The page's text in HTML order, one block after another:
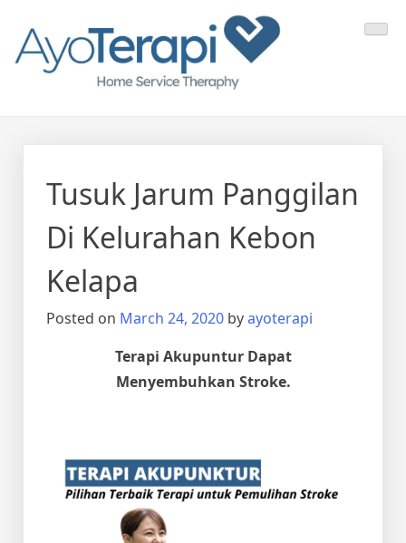
content
Ayo Terapi
Tusuk Jarum Panggilan
Di Kelurahan Kebon
Kelapa
Posted on March 24, 2020 byayoterapi
Terapi Akupuntur Dapat
Menyembuhkan Stroke.